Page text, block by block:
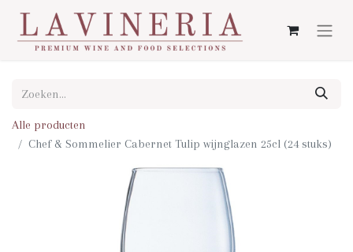
Alle producten
Chef & Sommelier Cabernet Tulip wijnglazen 25cl (24 stuks)